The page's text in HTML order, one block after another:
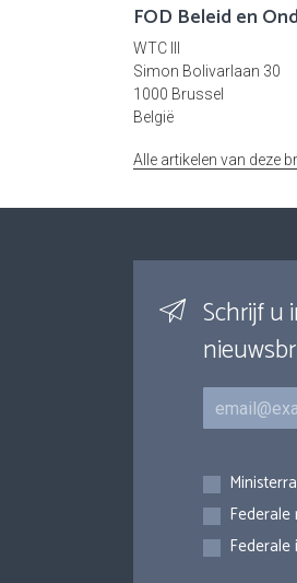
FOD Beleid en
WTC III
Simon Bolivarlaan 30
1000 Brussel
België
Alle artikelen van deze
Schrijf u
E-mail
Inschrijvingen
Federale